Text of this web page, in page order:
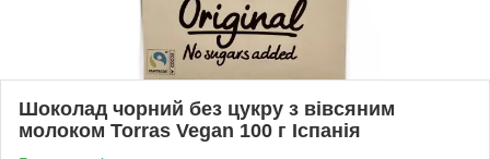
Шоколад чорний без цукру з вівсяним
молоком Torras Vegan 100 г Іспанія